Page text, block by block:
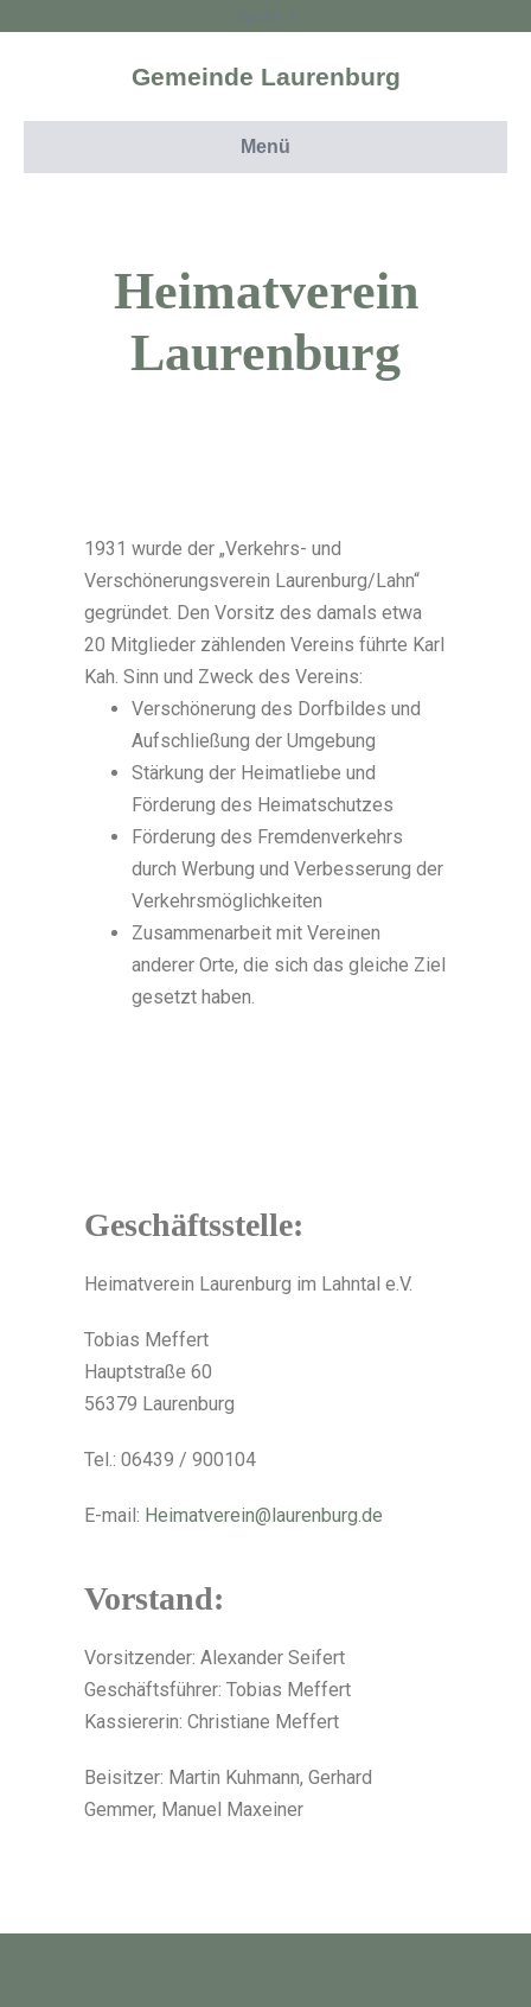
Gemeinde Laurenburg
Menü
Heimat­verein
Lauren­burg
1931 wurde der „Verkehrs- und
Verschönerungsverein Laurenburg/Lahn“
gegründet. Den Vorsitz des damals etwa
20 Mitglieder zählenden Vereins führte Karl
Kah. Sinn und Zweck des Vereins:
Verschönerung des Dorfbildes und
Aufschließung der Umgebung
Stärkung der Heimatliebe und
Förderung des Heimatschutzes
Förderung des Fremdenverkehrs
durch Werbung und Verbesserung der
Verkehrsmöglichkeiten
Zusammenarbeit mit Vereinen
anderer Orte, die sich das gleiche Ziel
gesetzt haben.
Geschäfts­stelle:
Heimatverein Laurenburg im Lahntal e.V.
Tobias Meffert
Hauptstraße 60
56379 Laurenburg
Tel.: 06439 / 900104
E-mail: Heimatverein@laurenburg.de
Vorstand:
Vorsitzender: Alexander Seifert
Geschäftsführer: Tobias Meffert
Kassiererin: Christiane Meffert
Beisitzer: Martin Kuhmann, Gerhard
Gemmer, Manuel Maxeiner